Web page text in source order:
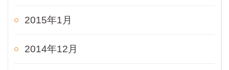
2015年1月
2014年12月